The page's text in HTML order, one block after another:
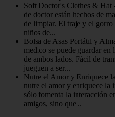
Soft Doctor's Clothes & Hat
de doctor están hechos de
de limpiar. El traje y el gorro
niños de...
Bolsa de Asas Portátil y
medico se puede guardar en
de ambos lados. Fácil de
jueguen a ser...
Nutre el Amor y Enriquece
nutre el amor y enriquece la
sólo fomenta la interacción
amigos, sino que...